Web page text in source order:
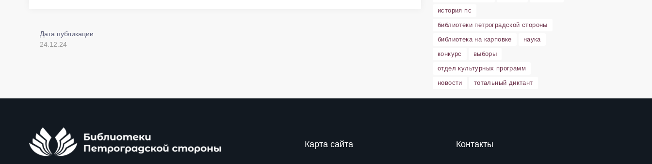
Дата публикации
24.12.24
история пс
библиотеки петроградской стороны
библиотека на карповке
наука
конкурс
выборы
отдел культурных программ
новости
тотальный диктант
Карта сайта Контакты